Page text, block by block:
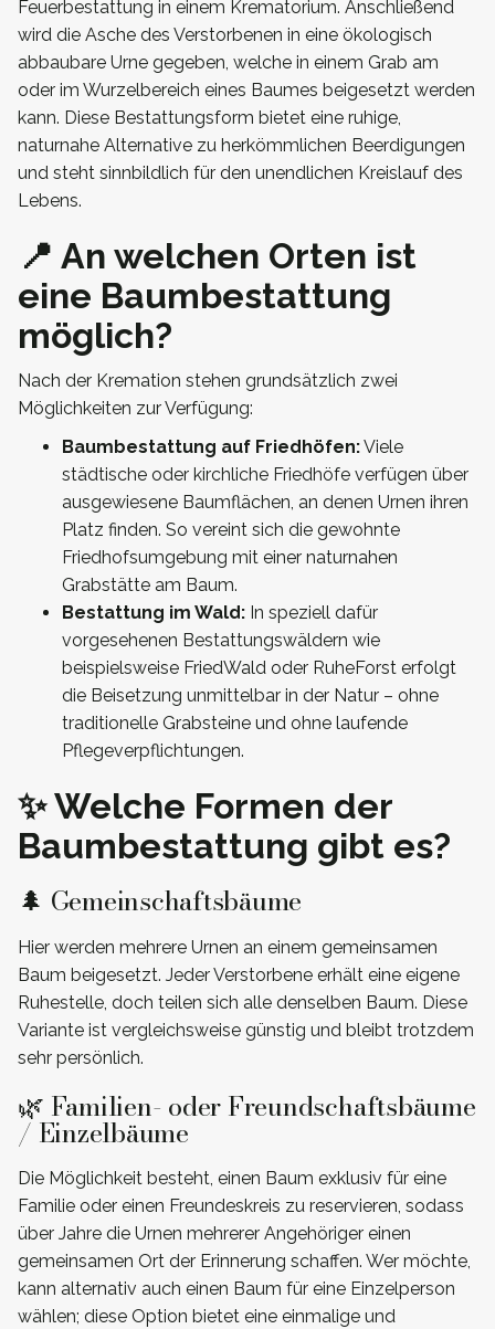
Feuerbestattung in einem Krematorium. Anschließend
wird die Asche des Verstorbenen in eine ökologisch
abbaubare Urne gegeben, welche in einem Grab am
oder im Wurzelbereich eines Baumes beigesetzt werden
kann. Diese Bestattungsform bietet eine ruhige,
naturnahe Alternative zu herkömmlichen Beerdigungen
und steht sinnbildlich für den unendlichen Kreislauf des
Lebens.
📍 An welchen Orten ist
eine Baumbestattung
möglich?
Nach der Kremation stehen grundsätzlich zwei
Möglichkeiten zur Verfügung:
Baumbestattung auf Friedhöfen:Viele
städtische oder kirchliche Friedhöfe verfügen über
ausgewiesene Baumflächen, an denen Urnen ihren
Platz finden. So vereint sich die gewohnte
Friedhofsumgebung mit einer naturnahen
Grabstätte am Baum.
Bestattung im Wald: In speziell dafür
vorgesehenen Bestattungswäldern wie
beispielsweise FriedWald oder RuheForst erfolgt
die Beisetzung unmittelbar in der Natur – ohne
traditionelle Grabsteine und ohne laufende
Pflegeverpflichtungen.
✨ Welche Formen der
Baumbestattung gibt es?
🌲 Gemeinschaftsbäume
Hier werden mehrere Urnen an einem gemeinsamen
Baum beigesetzt. Jeder Verstorbene erhält eine eigene
Ruhestelle, doch teilen sich alle denselben Baum. Diese
Variante ist vergleichsweise günstig und bleibt trotzdem
sehr persönlich.
🌿 Familien- oder Freundschaftsbäume
/ Einzelbäume
Die Möglichkeit besteht, einen Baum exklusiv für eine
Familie oder einen Freundeskreis zu reservieren, sodass
über Jahre die Urnen mehrerer Angehöriger einen
gemeinsamen Ort der Erinnerung schaffen. Wer möchte,
kann alternativ auch einen Baum für eine Einzelperson
wählen; diese Option bietet eine einmalige und